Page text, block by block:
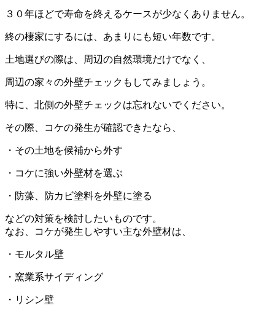
３０年ほどで寿命を終えるケースが少なくありません。
終の棲家にするには、あまりにも短い年数です。
土地選びの際は、周辺の自然環境だけでなく、
周辺の家々の外壁チェックもしてみましょう。
特に、北側の外壁チェックは忘れないでください。
その際、コケの発生が確認できたなら、
・その土地を候補から外す
・コケに強い外壁材を選ぶ
・防藻、防カビ塗料を外壁に塗る
などの対策を検討したいものです。
なお、コケが発生しやすい主な外壁材は、
・モルタル壁
・窯業系サイディング
・リシン壁